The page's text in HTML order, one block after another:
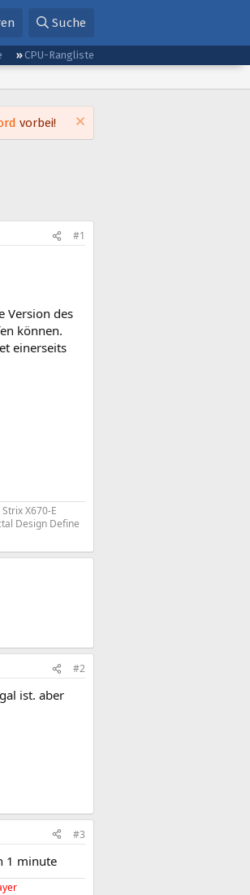
Suche
CPU-Rangliste
vorbei!
#1
Version des
können.
einerseits
Strix X670-E
Design Define
#2
ist. aber
#3
1 minute